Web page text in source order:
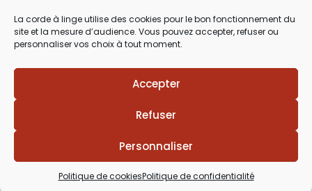
La corde à linge utilise des cookies pour le bon fonctionnement du
site et la mesure d’audience. Vous pouvez accepter, refuser ou
personnaliser vos choix à tout moment.
Accepter
Refuser
Personnaliser
Politique de cookiesPolitique de confidentialité
03 29 60 49 17
Du Mardi au Samedi